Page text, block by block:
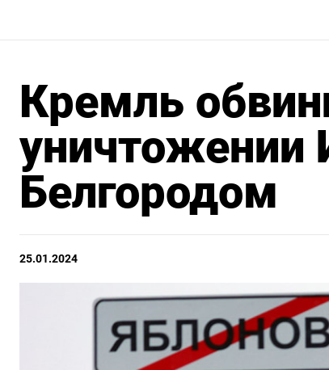
Кремль
уничтожении
Белгородом
25.01.2024